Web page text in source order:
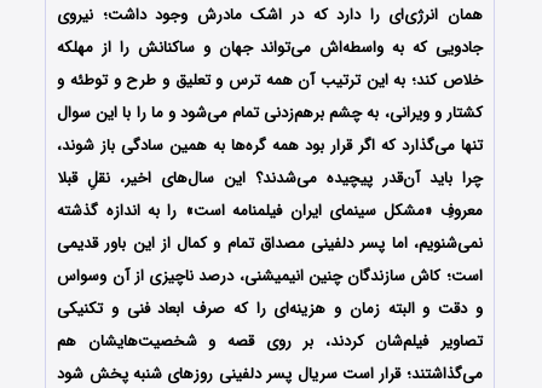
همان انرژی‌ای را دارد که در اشک مادرش وجود داشت؛ نیروی
جادویی که به واسطه‌اش می‌تواند جهان و ساکنانش را از مهلکه
خلاص کند؛ به این ترتیب آن همه ترس و تعلیق و طرح و توطئه و
کشتار و ویرانی، به چشم برهم‌زدنی تمام می‌شود و ما را با این سوال
تنها می‌گذارد که اگر قرار بود همه گره‌ها به همین سادگی باز شوند،
چرا باید آن‌قدر پیچیده می‌شدند؟ این سال‌های اخیر، نقلِ قبلا
معروفِ «مشکل سینمای ایران فیلمنامه است» را به اندازه گذشته
نمی‌شنویم، اما پسر دلفینی مصداق تمام و کمال از این باور قدیمی
است؛ کاش سازندگان چنین انیمیشنی، درصد ناچیزی از آن وسواس
و دقت و البته زمان و هزینه‌ای را که صرف ابعاد فنی و تکنیکی
تصاویر فیلم‌شان کردند، بر روی قصه و شخصیت‌هایشان هم
می‌گذاشتند؛ قرار است سریال پسر دلفینی روزهای شنبه پخش شود